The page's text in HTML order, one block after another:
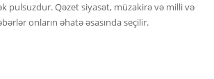
pulsuzdur. Qəzet siyasət, müzakirə və milli və
onların əhatə əsasında seçilir.